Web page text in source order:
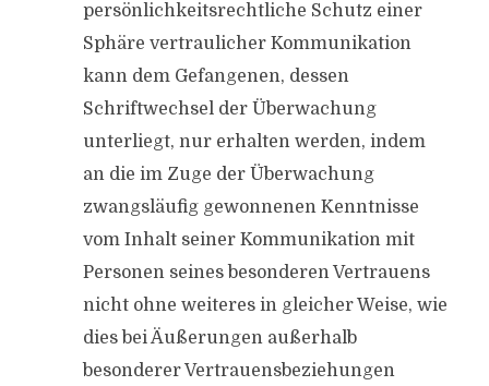
persönlichkeitsrechtliche Schutz einer
Sphäre vertraulicher Kommunikation
kann dem Gefangenen, dessen
Schriftwechsel der Überwachung
unterliegt, nur erhalten werden, indem
an die im Zuge der Überwachung
zwangsläufig gewonnenen Kenntnisse
vom Inhalt seiner Kommunikation mit
Personen seines besonderen Vertrauens
nicht ohne weiteres in gleicher Weise, wie
dies bei Äußerungen außerhalb
besonderer Vertrauensbeziehungen